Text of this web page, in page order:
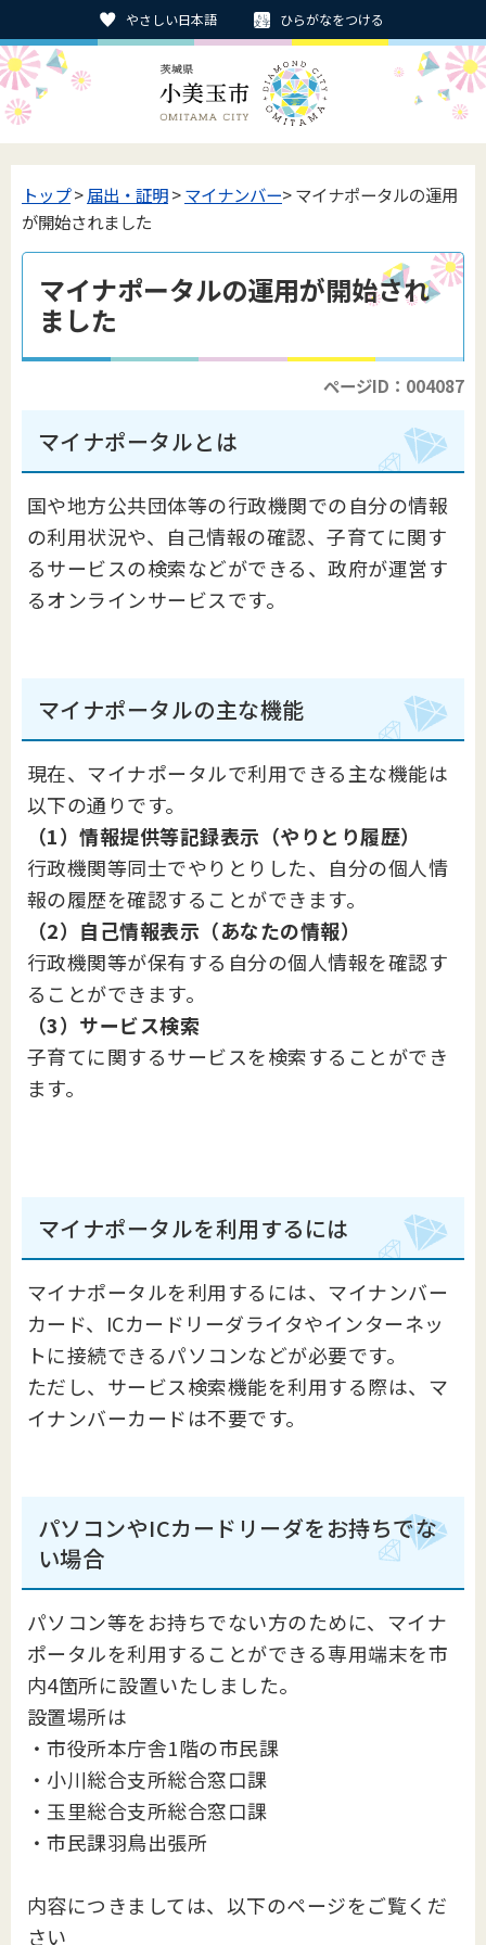
やさしい日本語 ひらがなをつける
トップ>届出・証明>マイナンバー> マイナポータルの運用
が開始されました
マイナポータルの運用が開始され
ました
ページID：004087
マイナポータルとは
国や地方公共団体等の行政機関での自分の情報
の利用状況や、自己情報の確認、子育てに関す
るサービスの検索などができる、政府が運営す
るオンラインサービスです。
マイナポータルの主な機能
現在、マイナポータルで利用できる主な機能は
以下の通りです。
（1）情報提供等記録表示（やりとり履歴）
行政機関等同士でやりとりした、自分の個人情
報の履歴を確認することができます。
（2）自己情報表示（あなたの情報）
行政機関等が保有する自分の個人情報を確認す
ることができます。
（3）サービス検索
子育てに関するサービスを検索することができ
ます。
マイナポータルを利用するには
マイナポータルを利用するには、マイナンバー
カード、ICカードリーダライタやインターネッ
トに接続できるパソコンなどが必要です。
ただし、サービス検索機能を利用する際は、マ
イナンバーカードは不要です。
パソコンやICカードリーダをお持ちでな
い場合
パソコン等をお持ちでない方のために、マイナ
ポータルを利用することができる専用端末を市
内4箇所に設置いたしました。
設置場所は
・市役所本庁舎1階の市民課
・小川総合支所総合窓口課
・玉里総合支所総合窓口課
・市民課羽鳥出張所
内容につきましては、以下のページをご覧くだ
さい